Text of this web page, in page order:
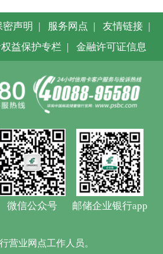
密声明 服务网点 友情链接
益保护专栏 金融许可证信息
微信公众号 邮储企业银行app
营业网点工作人员。